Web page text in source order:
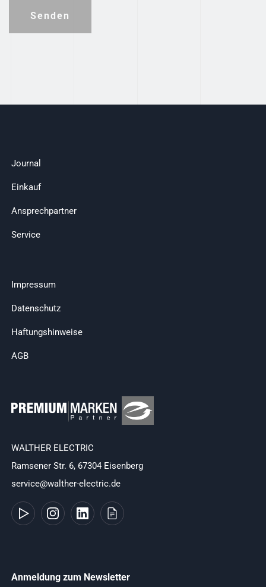
Senden
Journal
Einkauf
Ansprechpartner
Service
Impressum
Datenschutz
Haftungshinweise
AGB
WALTHER ELECTRIC
Ramsener Str. 6, 67304 Eisenberg
service@walther-electric.de
Anmeldung zum Newsletter